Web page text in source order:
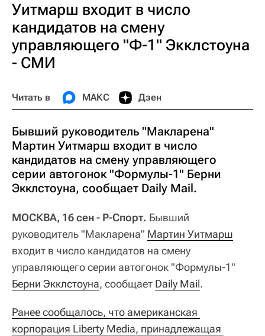
Уитмарш входит в число
кандидатов на смену
управляющего "Ф-1" Экклстоуна
- СМИ
Читать в МАКС Дзен
Бывший руководитель "Макларена"
Мартин Уитмарш входит в число
кандидатов на смену управляющего
серии автогонок "Формулы-1" Берни
Экклстоуна, сообщает Daily Mail.
МОСКВА, 16 сен - Р-Спорт. Бывший
руководитель "Макларена" Мартин Уитмарш
входит в число кандидатов на смену
управляющего серии автогонок "Формулы-1"
Берни Экклстоуна, сообщает Daily Mail.
Ранее сообщалось, что американская
корпорация Liberty Media, принадлежащая